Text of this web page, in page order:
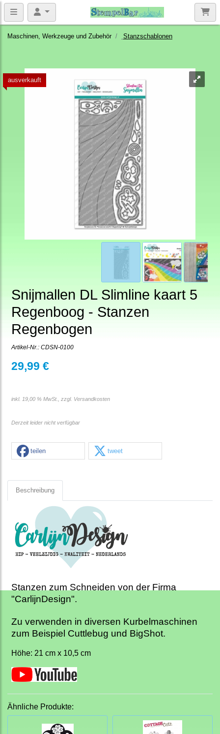
Maschinen, Werkzeuge und Zubehör Stanzschablonen
ausverkauft
Snijmallen DL Slimline kaart 5
Regenboog - Stanzen
Regenbogen
Artikel-Nr.: CDSN-0100
29,99 €
inkl. 19,00 % MwSt., zzgl. Versandkosten
Derzeit leider nicht verfügbar
teilen tweet
Beschreibung
Stanzen zum Schneiden von der Firma
"CarlijnDesign".
Zu verwenden in diversen Kurbelmaschinen
zum Beispiel Cuttlebug und BigShot.
Höhe: 21 cm x 10,5 cm
Ähnliche Produkte: